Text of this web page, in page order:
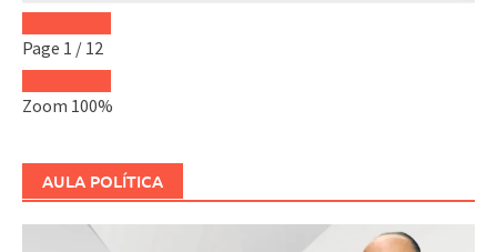
Page 1 / 12
Zoom 100%
AULA POLÍTICA